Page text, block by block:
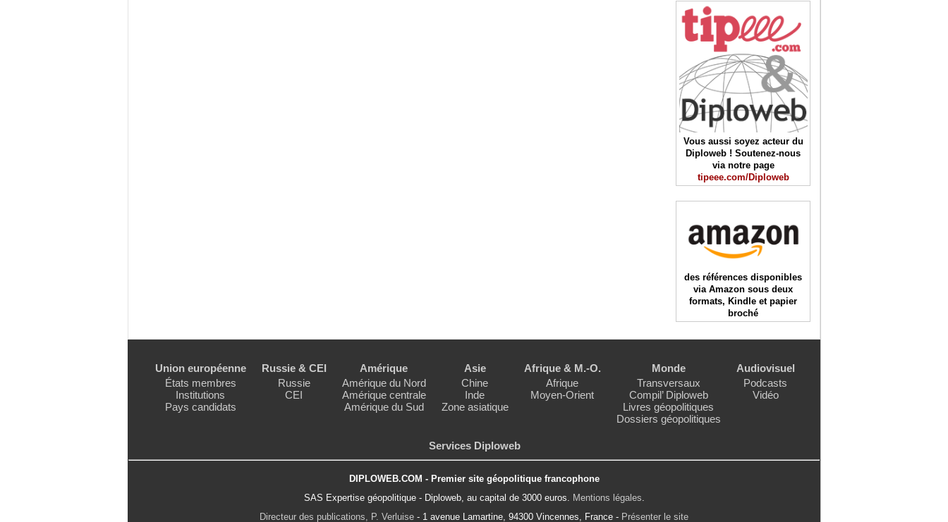
Vous aussi soyez acteur du
Diploweb ! Soutenez-nous
via notre page
tipeee.com/Diploweb
des références disponibles
via Amazon sous deux
formats, Kindle et papier
broché
Union européenne
États membres
Institutions
Pays candidats
Russie & CEI
Russie
CEI
Amérique
Amérique du Nord
Amérique centrale
Amérique du Sud
Asie
Chine
Inde
Zone asiatique
Afrique & M.-O.
Afrique
Moyen-Orient
Monde
Transversaux
Compil’ Diploweb
Livres géopolitiques
Dossiers géopolitiques
Audiovisuel
Podcasts
Vidéo
Services Diploweb
DIPLOWEB.COM - Premier site géopolitique francophone
SAS Expertise géopolitique - Diploweb, au capital de 3000 euros.
Mentions légales
Directeur des publications, P. Verluise - 1 avenue Lamartine, 94300 Vincennes, France - Présenter le site